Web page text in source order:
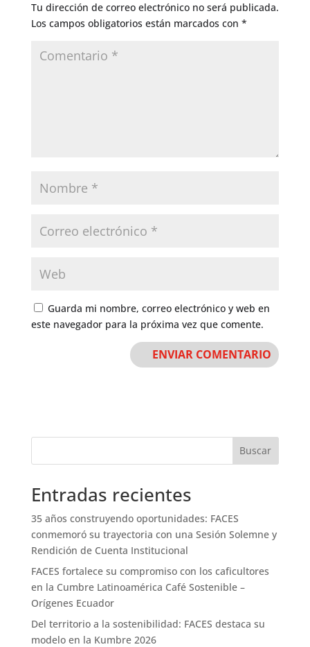
Tu dirección de correo electrónico no será publicada.
Los campos obligatorios están marcados con *
Guarda mi nombre, correo electrónico y web en
este navegador para la próxima vez que comente.
Buscar
Entradas recientes
35 años construyendo oportunidades: FACES
conmemoró su trayectoria con una Sesión Solemne y
Rendición de Cuenta Institucional
FACES fortalece su compromiso con los caficultores
en la Cumbre Latinoamérica Café Sostenible –
Orígenes Ecuador
Del territorio a la sostenibilidad: FACES destaca su
modelo en la Kumbre 2026